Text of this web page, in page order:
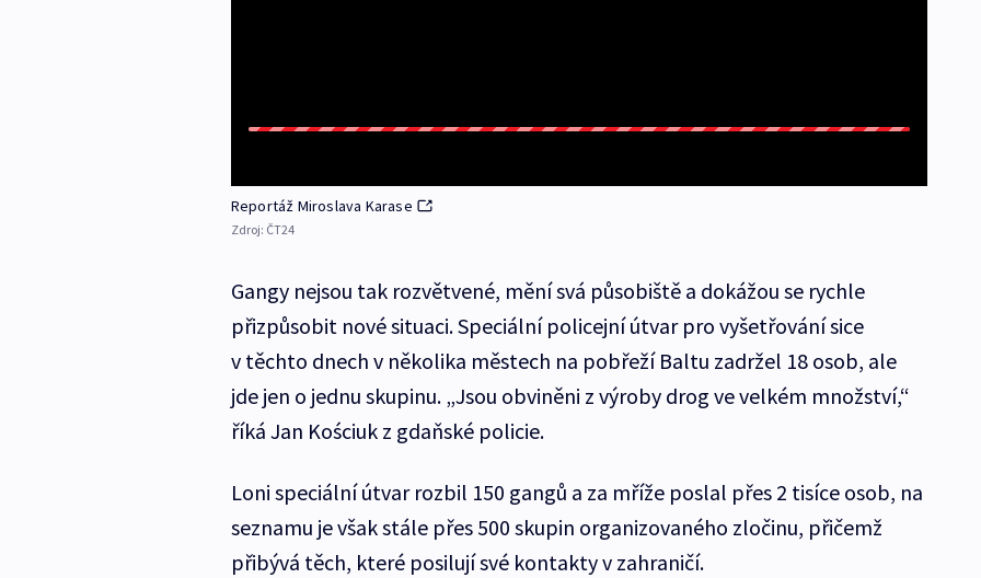
Reportáž Miroslava Karase
Zdroj: ČT24
Gangy nejsou tak rozvětvené, mění svá působiště a dokážou se rychle
přizpůsobit nové situaci. Speciální policejní útvar pro vyšetřování sice
v těchto dnech v několika městech na pobřeží Baltu zadržel 18 osob, ale
jde jen o jednu skupinu. „Jsou obviněni z výroby drog ve velkém množství,“
říká Jan Kościuk z gdaňské policie.
Loni speciální útvar rozbil 150 gangů a za mříže poslal přes 2 tisíce osob, na
seznamu je však stále přes 500 skupin organizovaného zločinu, přičemž
přibývá těch, které posilují své kontakty v zahraničí.